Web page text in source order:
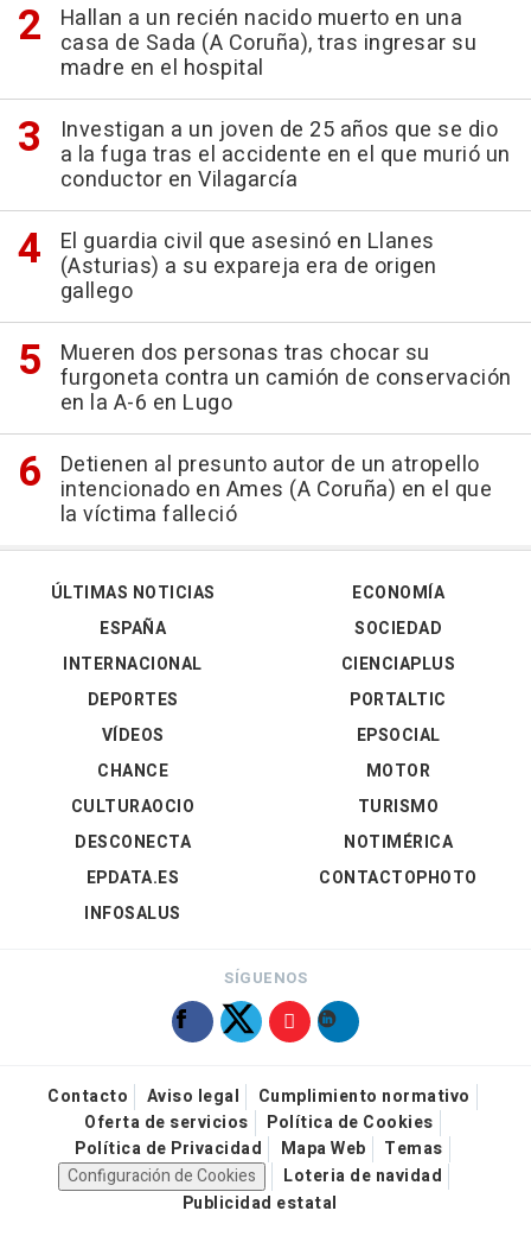
Hallan a un recién nacido muerto en una
casa de Sada (A Coruña), tras ingresar su
madre en el hospital
Investigan a un joven de 25 años que se dio
a la fuga tras el accidente en el que murió un
conductor en Vilagarcía
El guardia civil que asesinó en Llanes
(Asturias) a su expareja era de origen
gallego
Mueren dos personas tras chocar su
furgoneta contra un camión de conservación
en la A-6 en Lugo
Detienen al presunto autor de un atropello
intencionado en Ames (A Coruña) en el que
la víctima falleció
ÚLTIMAS NOTICIAS
ESPAÑA
INTERNACIONAL
DEPORTES
VÍDEOS
ECONOMÍA
SOCIEDAD
CIENCIAPLUS
PORTALTIC
EPSOCIAL
CHANCE
CULTURAOCIO
DESCONECTA
EPDATA.ES
INFOSALUS
MOTOR
TURISMO
NOTIMÉRICA
CONTACTOPHOTO
SÍGUENOS
Contacto Aviso legal
Cumplimiento normativo
Oferta de servicios
Política de Cookies
Política de Privacidad
Mapa Web
Temas
Configuración de Cookies
Loteria de navidad
Publicidad estatal